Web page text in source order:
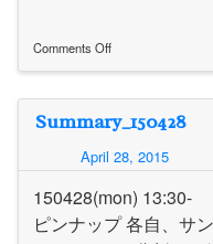
Comments Off
Summary_150428
April 28, 2015
150428(mon) 13:30-
ピンナップ 各自、サ